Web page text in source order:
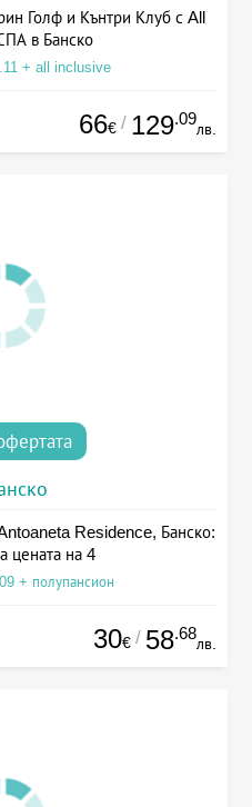
Голф и Кънтри Клуб с All
в Банско
+ all inclusive
66€ / 129.09
лв.
Residence, Банско:
цената на 4
+ полупансион
30€ / 58.68
лв.